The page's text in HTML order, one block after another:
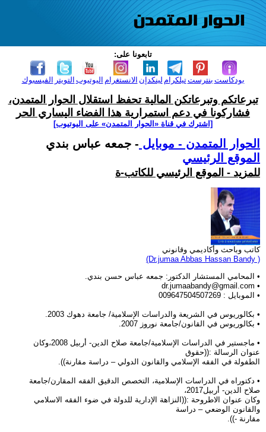
تابعونا على:
الفيسبوك التويتر اليوتيوب الانستغرام لينكدإن تيلكرامبنترست بودكاست
تبرعاتكم وتبرعاتكن المالية تحفظ استقلال الحوار المتمدن،
فشاركونا في دعم استمرارية هذا الفضاء اليساري الحر
[اشترك في قناة ‫«الحوار المتمدن» على اليوتيوب]
الحوار المتمدن - موبايل - جمعه عباس بندي
الموقع الرئيسي
للمزيد - الموقع الرئيسي للكاتب-ة
كاتب وباحث وأكاديمي وقانوني
(Dr.jumaa Abbas Hassan Bandy )
• المحامي المستشار الدكتور: جمعه عباس حسن بندي.
•
dr.jumaabandy@gmail.com
• الموبايل : 009647504507269
• بكالوريوس في الشريعة والدراسات الإسلامية/ جامعة دهوك 2003.
• بكالوريوس في القانون/جامعة نوروز 2007.
• ماجستير في الدراسات الإسلامية/جامعة صلاح الدين- أربيل 2008،وكان
عنوان الرسالة :((حقوق
الطفولة في الفقه الإسلامي والقانون الدولي – دراسة مقارنة)).
• دكتوراه في الدراسات الإسلامية، التخصص الدقيق الفقه المقارن/جامعة
صلاح الدين- أربيل2017،
وكان عنوان الاطروحة :((النزاهة الإدارية للدولة في ضوء الفقه الاسلامي
والقانون الوضعي – دراسة
مقارنة -)).